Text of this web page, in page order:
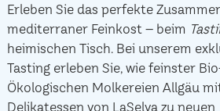
Erleben Sie das perfekte
mediterraner Feinkost – beim
heimischen Tisch. Bei unserem
Tasting erleben Sie, wie feinster
Ökologischen Molkereien Allgäu
Delikatessen von LaSelva zu neuen